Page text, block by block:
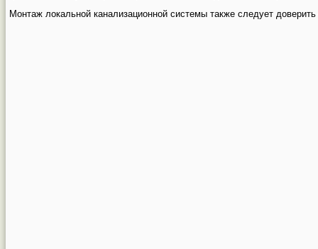
Монтаж локальной канализационной системы также следует